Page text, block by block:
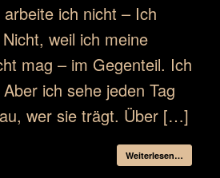
ich nicht – Ich
weil ich meine
mag – im Gegenteil. Ich
ich sehe jeden Tag
wer sie trägt. Über […]
Weiterlesen…